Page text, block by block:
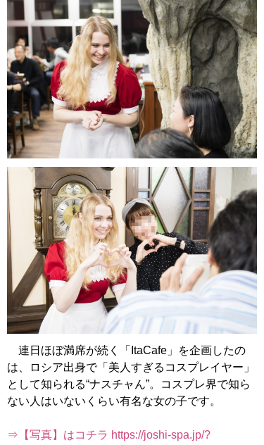
連日ほぼ満席が続く「ItaCafe」を企画したの
は、ロシア出身で「美人すぎるコスプレイヤー」
として知られる“ナスチャん”。コスプレ界で知ら
ない人はいないくらい有名な女の子です。
⇒【写真】はコチラ https://joshi-spa.jp/?